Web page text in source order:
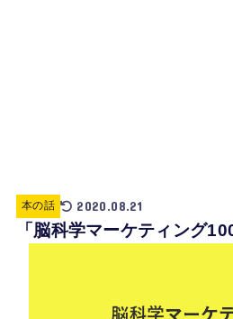
本の話 2020.08.21
「脳科学マーケティング